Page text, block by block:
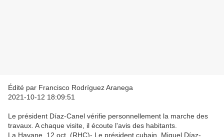
Édité par Francisco Rodríguez Aranega
2021-10-12 18:09:51
Le président Díaz-Canel vérifie personnellement la marche des
travaux. A chaque visite, il écoute l'avis des habitants.
La Havane, 12 oct. (RHC)- Le président cubain, Miguel Díaz-